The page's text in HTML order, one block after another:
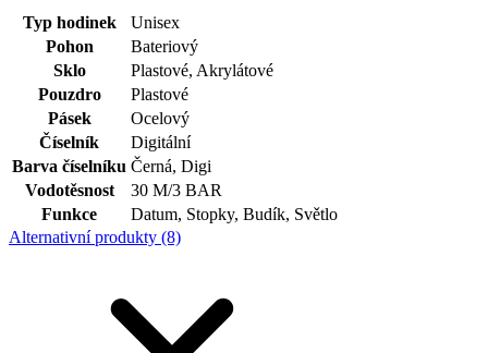
Typ hodinek
Unisex
Pohon
Bateriový
Sklo
Plastové, Akrylátové
Pouzdro
Plastové
Pásek
Ocelový
Číselník
Digitální
Barva číselníku Černá, Digi
Vodotěsnost
30 M/3 BAR
Funkce
Datum, Stopky, Budík, Světlo
Alternativní produkty (8)